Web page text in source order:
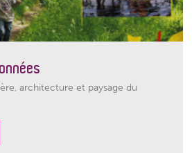
architecture et paysage du